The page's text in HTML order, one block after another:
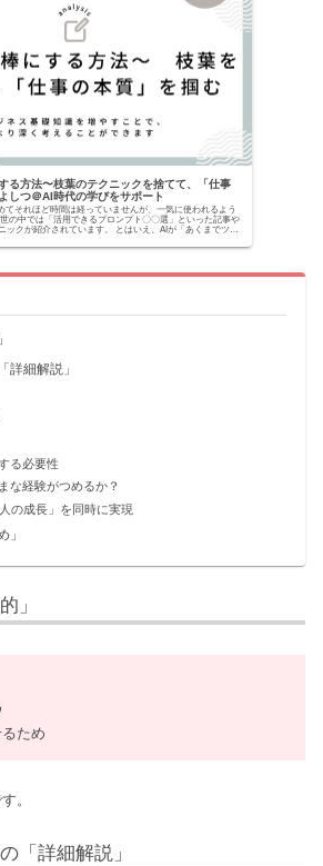
る方法〜枝葉のテクニックを捨てて、「仕事
しつ＠AI時代の学びをサポート
てそれほど時間は経っていませんが、一気に使われるよう
の中では「活用できるプロンプト〇〇選」といった記事や
ックが紹介されています。 とはいえ、AIが「あくまでツー
詳細解説」
る必要性
な経験がつめるか？
の成長」を同時に実現
」
」
ため
。
「詳細解説」